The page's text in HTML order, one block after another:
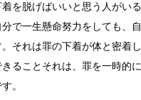
を脱げばいいと思う人がい
で一生懸命努力をしても、
それは罪の下着が体と密着
ることそれは、罪を一時的
。